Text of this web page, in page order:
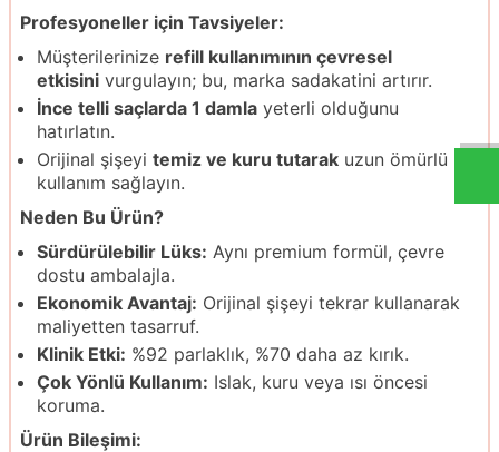
Profesyoneller için Tavsiyeler:
Müşterilerinize refill kullanımının çevresel
etkisini vurgulayın; bu, marka sadakatini artırır.
İnce telli saçlarda 1 damla yeterli olduğunu
hatırlatın.
Orijinal şişeyi temiz ve kuru tutarak uzun ömürlü
kullanım sağlayın.
Neden Bu Ürün?
Sürdürülebilir Lüks: Aynı premium formül, çevre
dostu ambalajla.
Ekonomik Avantaj: Orijinal şişeyi tekrar kullanarak
maliyetten tasarruf.
Klinik Etki: %92 parlaklık, %70 daha az kırık.
Çok Yönlü Kullanım: Islak, kuru veya ısı öncesi
koruma.
Ürün Bileşimi: